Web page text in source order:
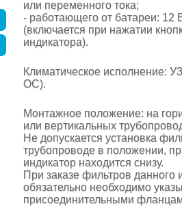
или переменного тока;
- работающего от батареи: 12
(включается при нажатии
индикатора).
Климатическое исполнение:
ОС).
Монтажное положение: на
или вертикальных
Не допускается установка
трубопроводе в положении,
индикатор находится снизу.
При заказе фильтров данного
обязательно необходимо
присоединительными